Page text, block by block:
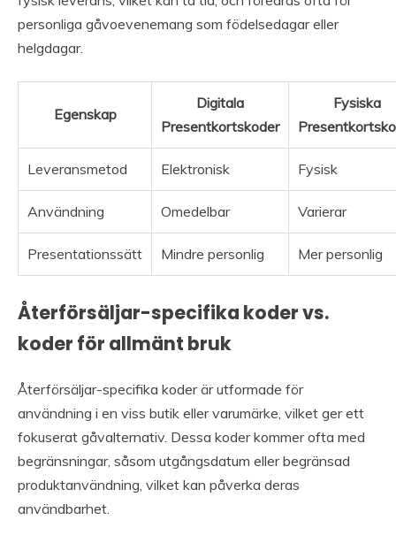
personliga gåvoevenemang som födelsedagar eller
helgdagar.
Egenskap
Digitala
Presentkortskoder
Fysiska
Leveransmetod Elektronisk Fysisk
Användning Omedelbar Varierar
Presentationssätt Mindre personlig Mer personlig
Återförsäljar-specifika koder vs.
koder för allmänt bruk
Återförsäljar-specifika koder är utformade för
användning i en viss butik eller varumärke, vilket ger ett
fokuserat gåvalternativ. Dessa koder kommer ofta med
begränsningar, såsom utgångsdatum eller begränsad
produktanvändning, vilket kan påverka deras
användbarhet.